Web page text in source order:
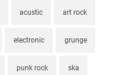
acustic art rock
electronic grunge
punk rock ska